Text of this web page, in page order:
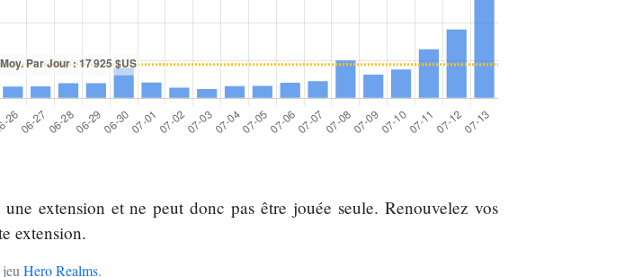
extension et ne peut donc pas être jouée seule. Renouvelez vos
extension.
Hero Realms.